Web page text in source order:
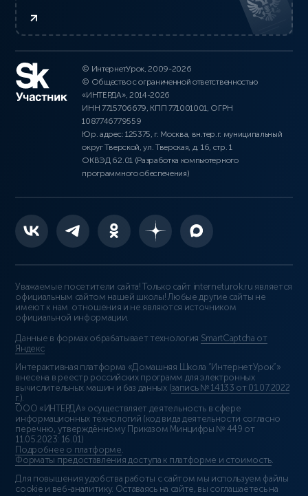
© ИнтернетУрок, 2009-2026
© Общество с ограниченной ответственностью
«ИНТЕРДА», 2014-2026
ИНН 7715706679, КПП 771001001, ОГРН
1087746779559
Юр. адрес: 125375, г. Москва, вн.тер.г. муниципальный
округ Тверской, ул. Тверская, д. 16, стр. 1
ОКВЭД 62.01 (Разработка компьютерного
программного обеспечения)
Уважаемые посетители сайта! Только сайт interneturok.ru является
официальным сайтом нашей школы! Любые другие сайты не
имеют к нам отношения и не являются источником
официальной информации.
Данные в формах обрабатывает технология SmartCaptcha от
Яндекс
Интерактивная платформа «Домашняя Школа “ИнтернетУрок”»
внесена в реестр российских программ для электронных
вычислительных машин и баз данных (запись № 14133 от 01.07.2022
г.).
ООО «ИНТЕРДА» осуществляет деятельность в сфере
информационных технологий (код вида деятельности согласно
перечню, утверждённому Приказом Минцифры № 449 от
11.05.2023: 16.01)
Подробнее о платформе.
Форматы предоставления доступа к платформе и стоимость.
Для повышения удобства работы с сайтом мы используем файлы
cookie и веб-аналитику. Оставаясь на сайте, вы соглашаетесь на